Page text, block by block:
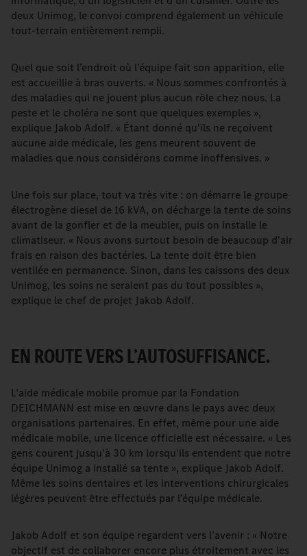
deux Unimog, le convoi comprend également un véhicule
tout-terrain entièrement rempli.
Quel que soit l’endroit où l’équipe fait son apparition, elle
est accueillie à bras ouverts. « Nous sommes confrontés à
des maladies qui ne jouent plus aucun rôle chez nous. La
peste et le choléra ne sont que quelques exemples »,
explique Jakob Adolf. « Étant donné qu'ils ne reçoivent
aucune aide médicale, les gens meurent souvent de
maladies que nous considérons comme inoffensives. »
Une fois sur place, tout va très vite : on démarre le groupe
électrogène diesel de 16 kVA, on décharge la tente de soins
avant de la gonfler et de la meubler, puis on installe le
climatiseur. « Nous avons surtout besoin de beaucoup d'air
frais en raison des bactéries. La tente doit être bien
ventilée en permanence. Sinon, dans les caissons des deux
Unimog, les soins ne seraient pas du tout possibles »,
explique le chef de projet Jakob Adolf.
EN ROUTE VERS L’AUTOSUFFISANCE.
L’aide médicale mobile promue par la Fondation
DEICHMANN est mise en œuvre dans le pays avec deux
organisations partenaires. En effet, même pour une aide
médicale mobile, une licence officielle est nécessaire. « Les
gens courent jusqu'à 30 km lorsqu'ils entendent que notre
équipe Unimog a installé sa tente », explique Jakob Adolf.
Même les soins dentaires et les interventions chirurgicales
légères peuvent être effectués par l’équipe médicale.
Jakob Adolf et son équipe regardent vers l’avenir : « Notre
objectif est de collaborer encore plus étroitement avec les